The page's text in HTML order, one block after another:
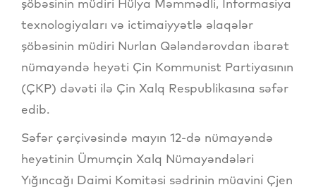
texnologiyaları və ictimaiyyətlə əlaqələr
şöbəsinin müdiri Nurlan Qələndərovdan ibarət
nümayəndə heyəti Çin Kommunist Partiyasının
(ÇKP) dəvəti ilə Çin Xalq Respublikasına səfər
edib.
Səfər çərçivəsində mayın 12-də nümayəndə
heyətinin Ümumçin Xalq Nümayəndələri
Yığıncağı Daimi Komitəsi sədrinin müavini Çjen